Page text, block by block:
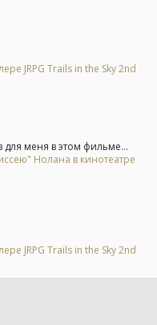
JRPG Trails in the Sky 2nd
для меня в этом фильме...
Нолана в кинотеатре
JRPG Trails in the Sky 2nd